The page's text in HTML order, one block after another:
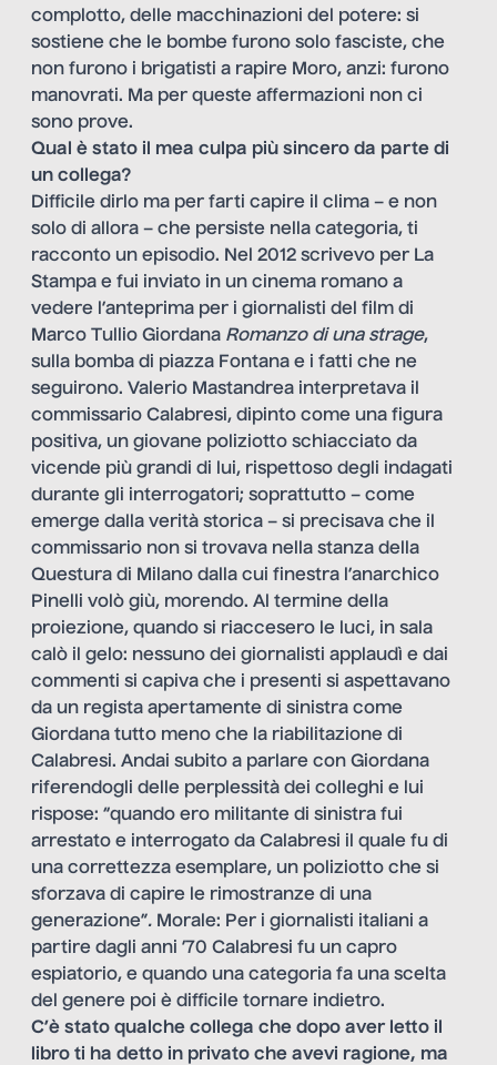
complotto, delle macchinazioni del potere: si
sostiene che le bombe furono solo fasciste, che
non furono i brigatisti a rapire Moro, anzi: furono
manovrati. Ma per queste affermazioni non ci
sono prove.
Qual è stato il mea culpa più sincero da parte di
un collega?
Difficile dirlo ma per farti capire il clima – e non
solo di allora – che persiste nella categoria, ti
racconto un episodio. Nel 2012 scrivevo per La
Stampa e fui inviato in un cinema romano a
vedere l’anteprima per i giornalisti del film di
Marco Tullio Giordana Romanzo di una strage,
sulla bomba di piazza Fontana e i fatti che ne
seguirono. Valerio Mastandrea interpretava il
commissario Calabresi, dipinto come una figura
positiva, un giovane poliziotto schiacciato da
vicende più grandi di lui, rispettoso degli indagati
durante gli interrogatori; soprattutto – come
emerge dalla verità storica – si precisava che il
commissario non si trovava nella stanza della
Questura di Milano dalla cui finestra l’anarchico
Pinelli volò giù, morendo. Al termine della
proiezione, quando si riaccesero le luci, in sala
calò il gelo: nessuno dei giornalisti applaudì e dai
commenti si capiva che i presenti si aspettavano
da un regista apertamente di sinistra come
Giordana tutto meno che la riabilitazione di
Calabresi. Andai subito a parlare con Giordana
riferendogli delle perplessità dei colleghi e lui
rispose: “quando ero militante di sinistra fui
arrestato e interrogato da Calabresi il quale fu di
una correttezza esemplare, un poliziotto che si
sforzava di capire le rimostranze di una
generazione”. Morale: Per i giornalisti italiani a
partire dagli anni ’70 Calabresi fu un capro
espiatorio, e quando una categoria fa una scelta
del genere poi è difficile tornare indietro.
C’è stato qualche collega che dopo aver letto il
libro ti ha detto in privato che avevi ragione, ma